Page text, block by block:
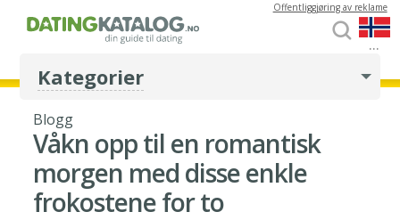
...
Offentliggjøring av reklame
Kategorier
Blogg
Våkn opp til en romantisk
morgen med disse enkle
frokostene for to